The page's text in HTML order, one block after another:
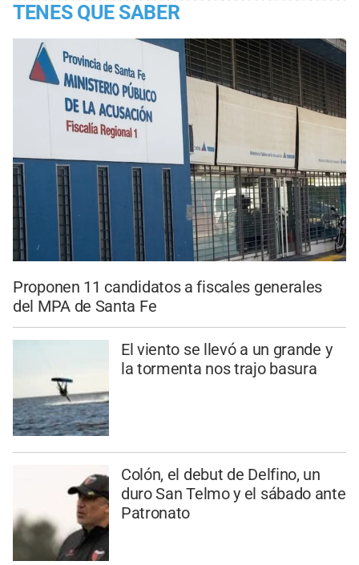
TENES QUE SABER
Proponen 11 candidatos a fiscales generales
del MPA de Santa Fe
El viento se llevó a un grande y
la tormenta nos trajo basura
Colón, el debut de Delfino, un
duro San Telmo y el sábado ante
Patronato